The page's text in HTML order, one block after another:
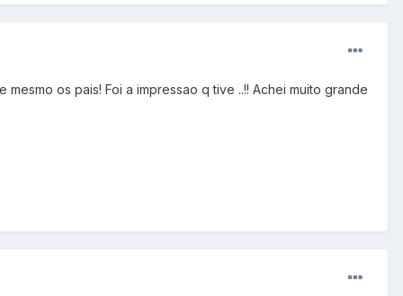
os pais! Foi a impressao q tive ..!! Achei muito grande